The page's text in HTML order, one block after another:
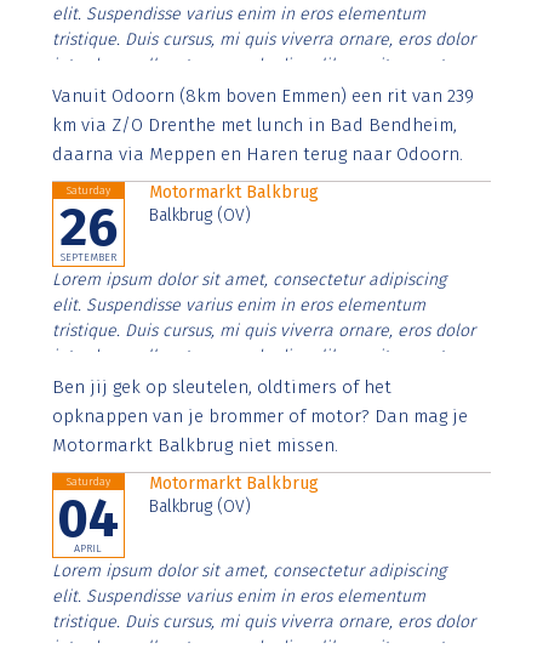
elit. Suspendisse varius enim in eros elementum
tristique. Duis cursus, mi quis viverra ornare, eros dolor
interdum nulla, ut commodo diam libero vitae erat.
Aenean faucibus nibh et justo cursus id rutrum lorem
imperdiet. Nunc ut sem vitae risus tristique posuere.
Vanuit Odoorn (8km boven Emmen) een rit van 239
km via Z/O Drenthe met lunch in Bad Bendheim,
daarna via Meppen en Haren terug naar Odoorn.
Saturday
26
SEPTEMBER
Motormarkt Balkbrug
Balkbrug (OV)
Lorem ipsum dolor sit amet, consectetur adipiscing
elit. Suspendisse varius enim in eros elementum
tristique. Duis cursus, mi quis viverra ornare, eros dolor
interdum nulla, ut commodo diam libero vitae erat.
Aenean faucibus nibh et justo cursus id rutrum lorem
imperdiet. Nunc ut sem vitae risus tristique posuere.
Ben jij gek op sleutelen, oldtimers of het
opknappen van je brommer of motor? Dan mag je
Motormarkt Balkbrug niet missen.
Saturday
04
APRIL
Motormarkt Balkbrug
Balkbrug (OV)
Lorem ipsum dolor sit amet, consectetur adipiscing
elit. Suspendisse varius enim in eros elementum
tristique. Duis cursus, mi quis viverra ornare, eros dolor
interdum nulla, ut commodo diam libero vitae erat.